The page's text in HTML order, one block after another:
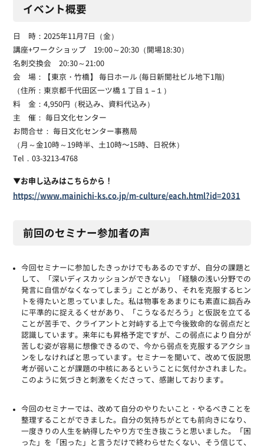
イベント概要
日 時：2025年11月7日（金）
講座+ワークショップ 19:00～20:30（開場18:30）
名刺交換会 20:30～21:00
会 場：【東京・竹橋】 毎日ホール (毎日新聞社ビル地下1階)
（住所：東京都千代田区一ツ橋１丁目１−１）
料 金：4,950円（税込み、資料代込み）
主 催： 毎日文化センター
お問合せ： 毎日文化センター事務局
（月～金10時～19時半、土10時〜15時、日祝休）
Tel．03-3213-4768
▼お申し込みはこちらから！
https://www.mainichi-ks.co.jp/m-culture/each.html?id=2031
前回のセミナー参加者の声
今回セミナーに参加したきっかけでもあるのですが、自分の課題と
して、「深いディスカッションができない」「経験の浅い分野での
発言に自信がなくなってしまう」ことがあり、それを克服するヒン
トを得たいと思っていました。私は物事をあまりにも素直に鵜呑み
に平準的に捉えるくせがあり、「こうなるだろう」と仮説を立てる
ことが苦手で、クライアントと対峙する上で今後致命的な弱点だと
認識しています。来年にも昇格予定ですが、この弱点により自分が
苦しむ姿が容易に想像できるので、今から弱点を克服するアクショ
ンをしなければと思っています。セミナーを聞いて、改めて仮説思
考が弱いことが課題の中核にあるということに気付かされました。
このように気づきと刺激をくださって、感謝しております。
今回のセミナーでは、改めて自分のやりたいこと・ やるべきことを
整理することができました。自分の気持ちがとても前向きになり、
一度きりの人生を納得したやり方で生き抜こうと思いました。「困
った」を「困った」
と言うだけで終わらせたくない、そう信じて、